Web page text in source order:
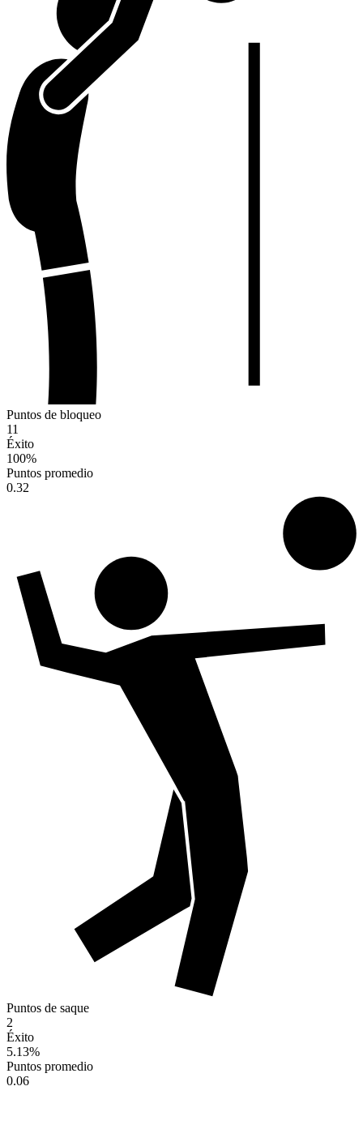
Puntos de bloqueo
11
Éxito
100%
Puntos promedio
0.32
Puntos de saque
2
Éxito
5.13%
Puntos promedio
0.06